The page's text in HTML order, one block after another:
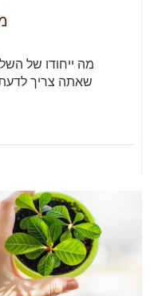
מה ייחודו של
שאתה צריך